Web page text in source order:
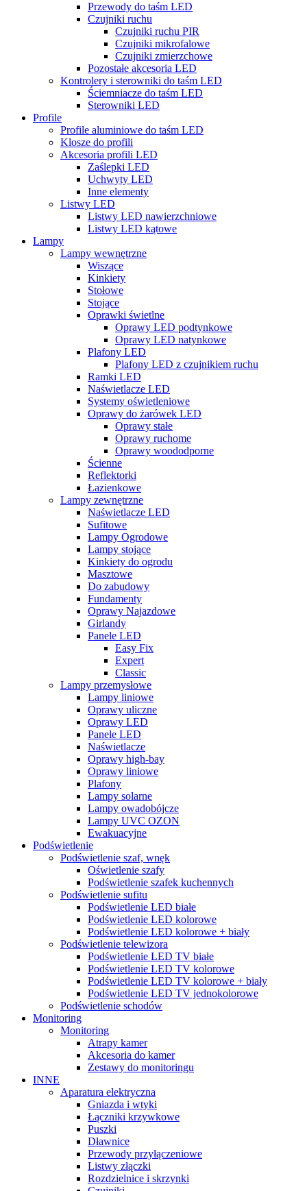
Przewody do taśm LED
Czujniki ruchu
Czujniki ruchu PIR
Czujniki mikrofalowe
Czujniki zmierzchowe
Pozostałe akcesoria LED
Kontrolery i sterowniki do taśm LED
Ściemniacze do taśm LED
Sterowniki LED
Profile
Profile aluminiowe do taśm LED
Klosze do profili
Akcesoria profili LED
Zaślepki LED
Uchwyty LED
Inne elementy
Listwy LED
Listwy LED nawierzchniowe
Listwy LED kątowe
Lampy
Lampy wewnętrzne
Wiszące
Kinkiety
Stołowe
Stojące
Oprawki świetlne
Oprawy LED podtynkowe
Oprawy LED natynkowe
Plafony LED
Plafony LED z czujnikiem ruchu
Ramki LED
Naświetlacze LED
Systemy oświetleniowe
Oprawy do żarówek LED
Oprawy stałe
Oprawy ruchome
Oprawy woododporne
Ścienne
Reflektorki
Łazienkowe
Lampy zewnętrzne
Naświetlacze LED
Sufitowe
Lampy Ogrodowe
Lampy stojące
Kinkiety do ogrodu
Masztowe
Do zabudowy
Fundamenty
Oprawy Najazdowe
Girlandy
Panele LED
Easy Fix
Expert
Classic
Lampy przemysłowe
Lampy liniowe
Oprawy uliczne
Oprawy LED
Panele LED
Naświetlacze
Oprawy high-bay
Oprawy liniowe
Plafony
Lampy solarne
Lampy owadobójcze
Lampy UVC OZON
Ewakuacyjne
Podświetlenie
Podświetlenie szaf, wnęk
Oświetlenie szafy
Podświetlenie szafek kuchennych
Podświetlenie sufitu
Podświetlenie LED białe
Podświetlenie LED kolorowe
Podświetlenie LED kolorowe + biały
Podświetlenie telewizora
Podświetlenie LED TV białe
Podświetlenie LED TV kolorowe
Podświetlenie LED TV kolorowe + biały
Podświetlenie LED TV jednokolorowe
Podświetlenie schodów
Monitoring
Monitoring
Atrapy kamer
Akcesoria do kamer
Zestawy do monitoringu
INNE
Aparatura elektryczna
Gniazda i wtyki
Łączniki krzywkowe
Puszki
Dławnice
Przewody przyłączeniowe
Listwy złączki
Rozdzielnice i skrzynki